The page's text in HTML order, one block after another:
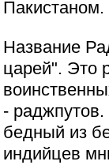
Пакистаном.
Название
царей". Это
-
бедный из
индийцев